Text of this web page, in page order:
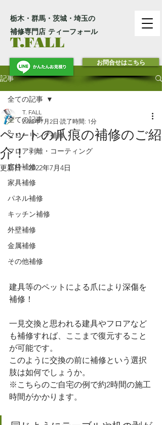
栃木・群馬・茨城・埼玉の
補修専門店 ティーフォール
T.FALL
お問合せはこちら
記事
全ての記事
フローリング補修
フロア剥離・コーティング
窓枠補修
家具補修
パネル補修
キッチン補修
外壁補修
金属補修
その他補修
全ての記事
ペットの爪痕の補修のご紹
介！
T. FALL
2022年7月2日 読了時間: 1分
更新日：2022年7月4日
建具等のペットによる爪により深傷を
補修！
一見交換と思われる建具やフロアなど
も補修すれば、ここまで復元すること
が可能です。
このように交換の前に補修という選択
肢は如何でしょうか。
※こちらのご自宅の例で約2時間の施工
時間がかかります。